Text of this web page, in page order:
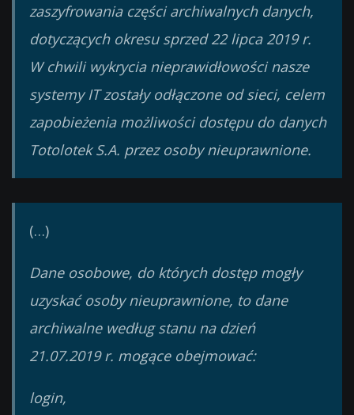
zaszyfrowania części archiwalnych danych,
dotyczących okresu sprzed 22 lipca 2019 r.
W chwili wykrycia nieprawidłowości nasze
systemy IT zostały odłączone od sieci, celem
zapobieżenia możliwości dostępu do danych
Totolotek S.A. przez osoby nieuprawnione.
(…)
Dane osobowe, do których dostęp mogły
uzyskać osoby nieuprawnione, to dane
archiwalne według stanu na dzień
21.07.2019 r. mogące obejmować:
login,